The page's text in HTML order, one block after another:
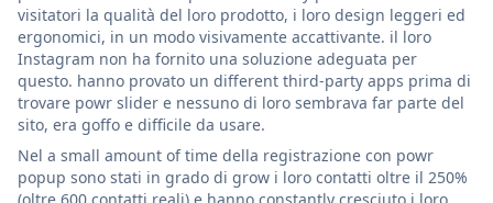
visitatori la qualità del loro prodotto, i loro design leggeri ed
ergonomici, in un modo visivamente accattivante. il loro
Instagram non ha fornito una soluzione adeguata per
questo. hanno provato un different third-party apps prima di
trovare powr slider e nessuno di loro sembrava far parte del
sito, era goffo e difficile da usare.
Nel a small amount of time della registrazione con powr
popup sono stati in grado di grow i loro contatti oltre il 250%